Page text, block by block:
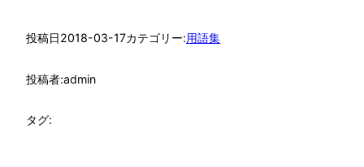
投稿日2018-03-17カテゴリー:用語集
投稿者:admin
タグ: